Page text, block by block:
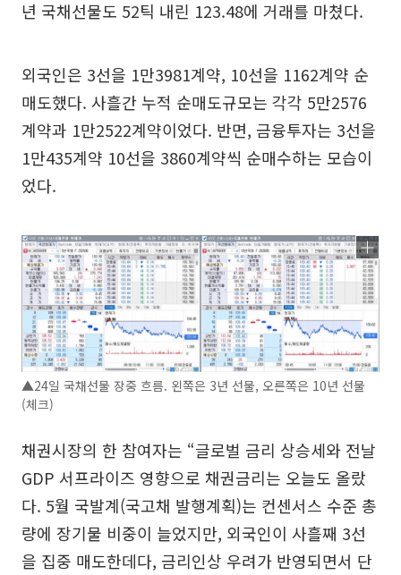
년 국채선물도 52틱 내린 123.48에 거래를 마쳤다.
외국인은 3선을 1만3981계약, 10선을 1162계약 순
매도했다. 사흘간 누적 순매도규모는 각각 5만2576
계약과 1만2522계약이었다. 반면, 금융투자는 3선을
1만435계약 10선을 3860계약씩 순매수하는 모습이
었다.
▲24일 국채선물 장중 흐름. 왼쪽은 3년 선물, 오른쪽은 10년 선물
(체크)
채권시장의 한 참여자는 “글로벌 금리 상승세와 전날
GDP 서프라이즈 영향으로 채권금리는 오늘도 올랐
다. 5월 국발계(국고채 발행계획)는 컨센서스 수준 총
량에 장기물 비중이 늘었지만, 외국인이 사흘째 3선
을 집중 매도한데다, 금리인상 우려가 반영되면서 단